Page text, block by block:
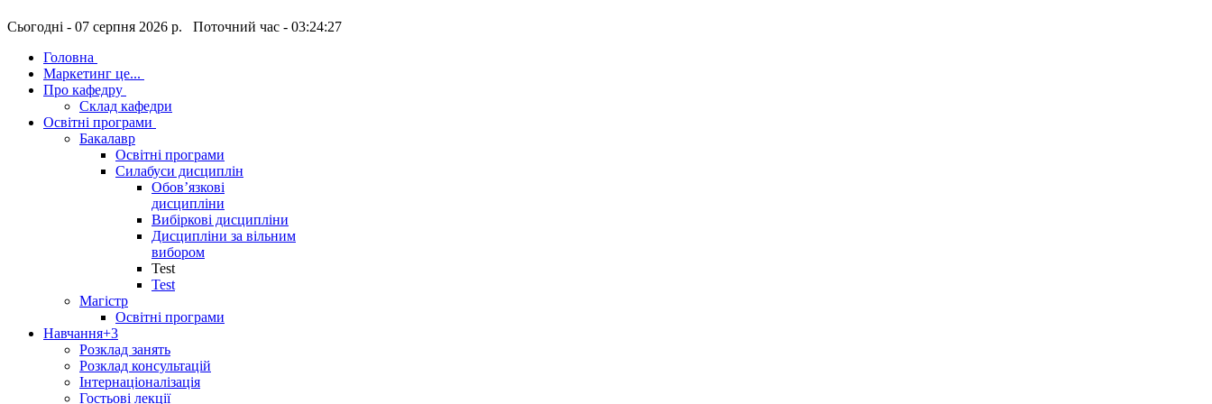
Сьогодні - 07 серпня 2026 р. Поточний час - 03:24:28
Головна
Маркетинг це...
Про кафедру
Склад кафедри
Освітні програми
Бакалавр
Освітні програми
Силабуси дисциплін
Обов’язкові
дисципліни
Вибіркові дисципліни
Дисципліни за вільним
вибором
Test
Test
Магістр
Освітні програми
Навчання+3
Розклад занять
Розклад консультацій
Інтернаціоналізація
Гостьові лекції